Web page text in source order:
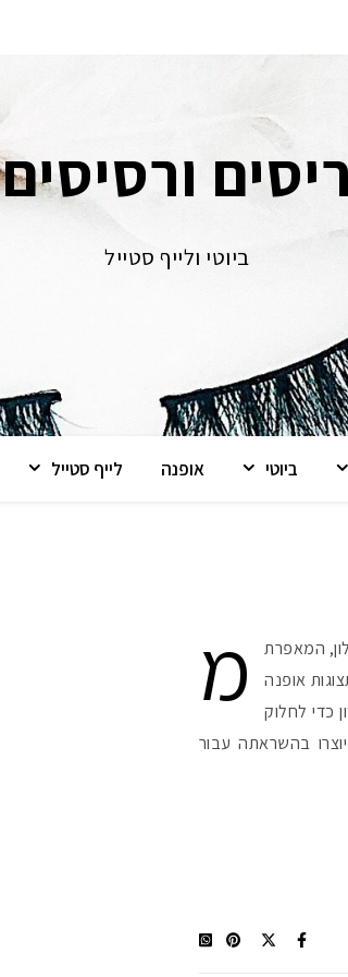
ריסים ורסיסים
ביוטי ולייף סטייל
ביוטי אופנה לייף סטייל
מ
המאפרת
אופנה
כדי לחלוק
מוצרים חדשים שיוצרו בהשראתה עבור